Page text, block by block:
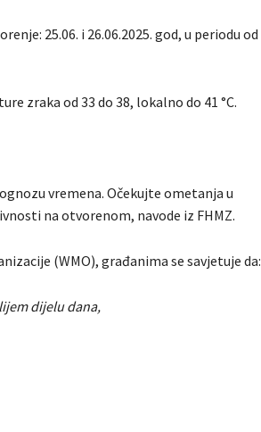
25.06. i 26.06.2025. god, u periodu od
zraka od 33 do 38, lokalno do 41 °C.
vremena. Očekujte ometanja u
na otvorenom, navode iz FHMZ.
(WMO), građanima se savjetuje da:
dijelu dana,